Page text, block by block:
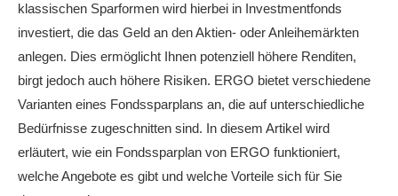
klassischen Sparformen wird hierbei in Investmentfonds
investiert, die das Geld an den Aktien- oder Anleihemärkten
anlegen. Dies ermöglicht Ihnen potenziell höhere Renditen,
birgt jedoch auch höhere Risiken. ERGO bietet verschiedene
Varianten eines Fondssparplans an, die auf unterschiedliche
Bedürfnisse zugeschnitten sind. In diesem Artikel wird
erläutert, wie ein Fondssparplan von ERGO funktioniert,
welche Angebote es gibt und welche Vorteile sich für Sie